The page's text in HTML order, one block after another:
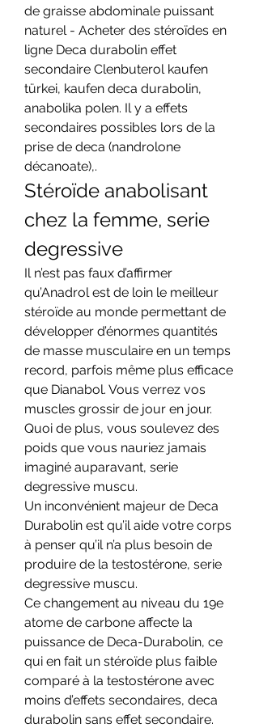
de graisse abdominale puissant
naturel - Acheter des stéroïdes en
ligne Deca durabolin effet
secondaire Clenbuterol kaufen
türkei, kaufen deca durabolin,
anabolika polen. Il y a effets
secondaires possibles lors de la
prise de deca (nandrolone
décanoate),.
Stéroïde anabolisant
chez la femme, serie
degressive
Il n’est pas faux d’affirmer
qu’Anadrol est de loin le meilleur
stéroïde au monde permettant de
développer d’énormes quantités
de masse musculaire en un temps
record, parfois même plus efficace
que Dianabol. Vous verrez vos
muscles grossir de jour en jour.
Quoi de plus, vous soulevez des
poids que vous nauriez jamais
imaginé auparavant, serie
degressive muscu.
Un inconvénient majeur de Deca
Durabolin est qu’il aide votre corps
à penser qu’il n’a plus besoin de
produire de la testostérone, serie
degressive muscu.
Ce changement au niveau du 19e
atome de carbone affecte la
puissance de Deca-Durabolin, ce
qui en fait un stéroïde plus faible
comparé à la testostérone avec
moins d’effets secondaires, deca
durabolin sans effet secondaire.